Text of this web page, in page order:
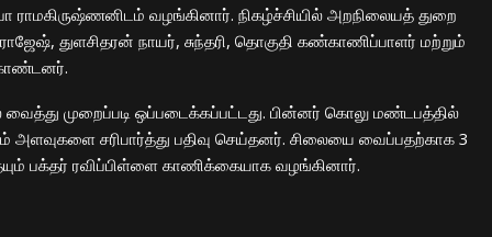
ராமகிருஷ்ணனிடம் வழங்கினார். நிகழ்ச்சியில் அறநிலையத் துறை
துளசிதரன் நாயர், சுந்தரி, தொகுதி கண்காணிப்பாளர் மற்றும்
முறைப்படி ஒப்படைக்கப்பட்டது. பின்னர் கொலு மண்டபத்தில்
சரிபார்த்து பதிவு செய்தனர். சிலையை வைப்பதற்காக 3
பக்தர் ரவிப்பிள்ளை காணிக்கையாக வழங்கினார்.